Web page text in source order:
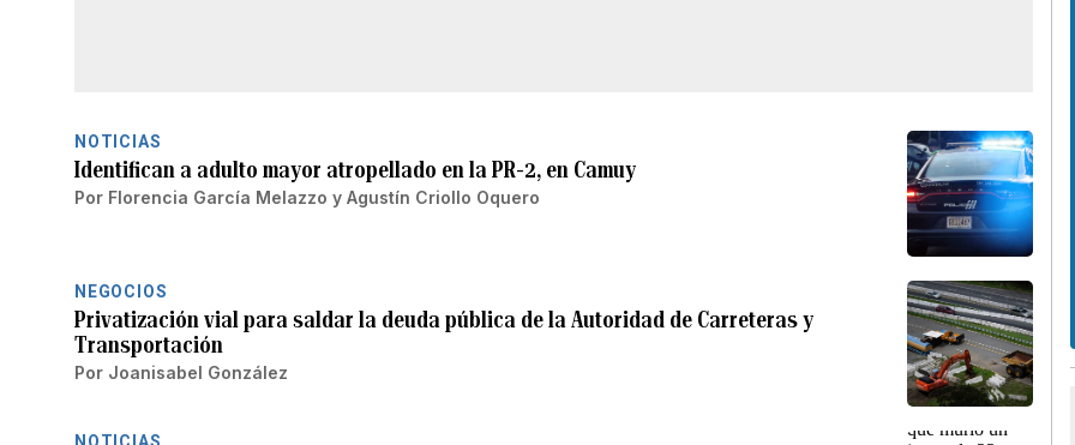
NOTICIAS
Identifican a adulto mayor atropellado en la PR-2, en Camuy
Por Florencia García Melazzo y Agustín Criollo Oquero
NEGOCIOS
Privatización vial para saldar la deuda pública de la Autoridad de Carreteras y
Transportación
Por Joanisabel González